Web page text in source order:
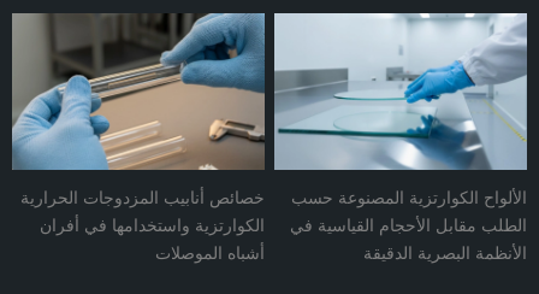
الألواح الكوارتزية المصنوعة حسب
الطلب مقابل الأحجام القياسية في
الأنظمة البصرية الدقيقة
خصائص أنابيب المزدوجات الحرارية
الكوارتزية واستخدامها في أفران
أشباه الموصلات